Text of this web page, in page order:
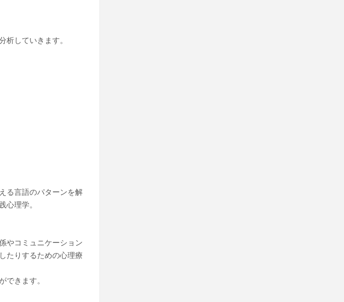
析していきます。
る言語のパターンを解
心理学。
やコミュニケーション
たりするための心理療
できます。